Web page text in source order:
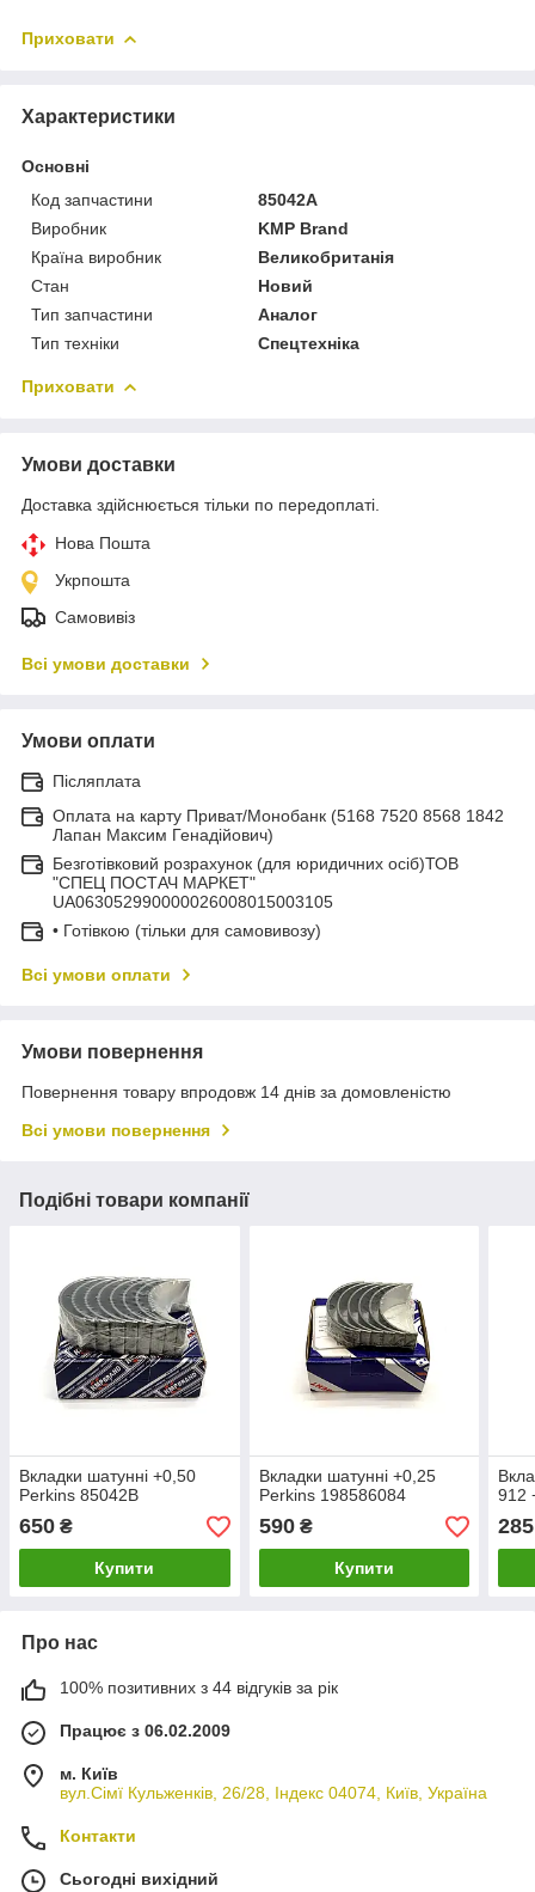
Приховати
Характеристики
Основні
Код запчастини
85042A
Виробник
KMP Brand
Країна виробник
Великобританія
Стан
Новий
Тип запчастини
Аналог
Тип техніки
Спецтехніка
Приховати
Умови доставки
Доставка здійснюється тільки по передоплаті.
Нова Пошта
Укрпошта
Самовивіз
Всі умови доставки
Умови оплати
Післяплата
Оплата на карту Приват/Монобанк (5168 7520 8568 1842
Лапан Максим Генадійович)
Безготівковий розрахунок (для юридичних осіб)ТОВ
"СПЕЦ ПОСТАЧ МАРКЕТ"
UA063052990000026008015003105
• Готівкою (тільки для самовивозу)
Всі умови оплати
Умови повернення
Повернення товару впродовж 14 днів за домовленістю
Всі умови повернення
Подібні товари компанії
Вкладки шатунні +0,50
Perkins 85042B
650 ₴
Купити
Вкладки шатунні +0,25
Perkins 198586084
590₴
Купити
912
285
Про нас
100% позитивних з 44 відгуків за рік
Працює з 06.02.2009
м. Київ
вул.Сімї Кульженків, 26/28, Індекс 04074, Київ, Україна
Контакти
Сьогодні вихідний